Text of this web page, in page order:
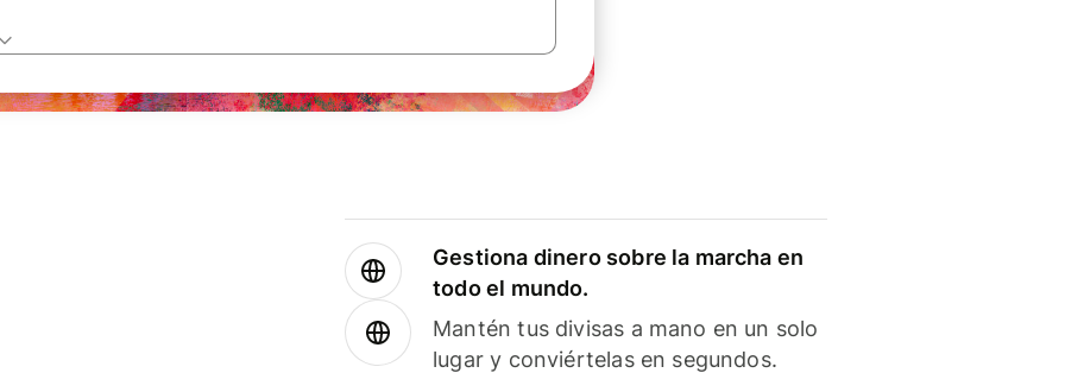
Gestiona dinero sobre la marcha en
todo el mundo.
Mantén tus divisas a mano en un solo
lugar y conviértelas en segundos.